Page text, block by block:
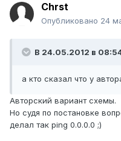
Chrst
Опубликовано 24
В 24.05.2012 в
а кто сказал что у
Авторский вариант схемы.
Но судя по постановке
делал так ping 0.0.0.0 ;)